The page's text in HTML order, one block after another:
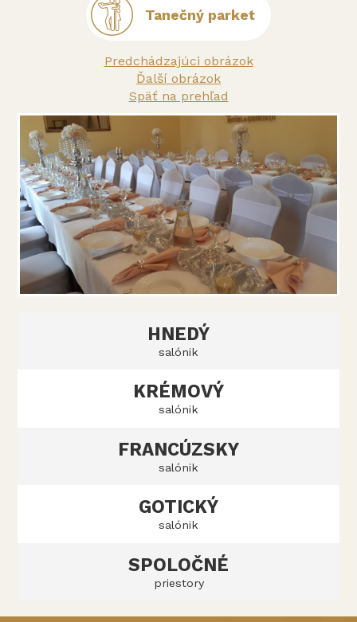
Tanečný parket
Predchádzajúci obrázok
Ďalší obrázok
Späť na prehľad
HNEDÝ
salónik
KRÉMOVÝ
salónik
FRANCÚZSKY
salónik
GOTICKÝ
salónik
SPOLOČNÉ
priestory